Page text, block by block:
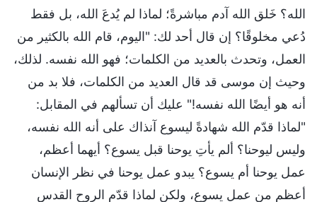
الله؟ خَلق الله آدم مباشرةً؛ لماذا لم يُدعَ الله، بل فقط
دُعي مخلوقًا؟ إن قال أحد لك: "اليوم، قام الله بالكثير من
العمل، وتحدث بالعديد من الكلمات؛ فهو الله نفسه. لذلك،
وحيث إن موسى قد قال العديد من الكلمات، فلا بد من
أنه هو أيضًا الله نفسه!" عليك أن تسألهم في المقابل:
"لماذا قدّم الله شهادةً ليسوع آنذاك على أنه الله نفسه،
وليس ليوحنا؟ ألم يأتِ يوحنا قبل يسوع؟ أيهما أعظم،
عمل يوحنا أم يسوع؟ يبدو عمل يوحنا في نظر الإنسان
أعظم من عمل يسوع، ولكن لماذا قدّم الروح القدس